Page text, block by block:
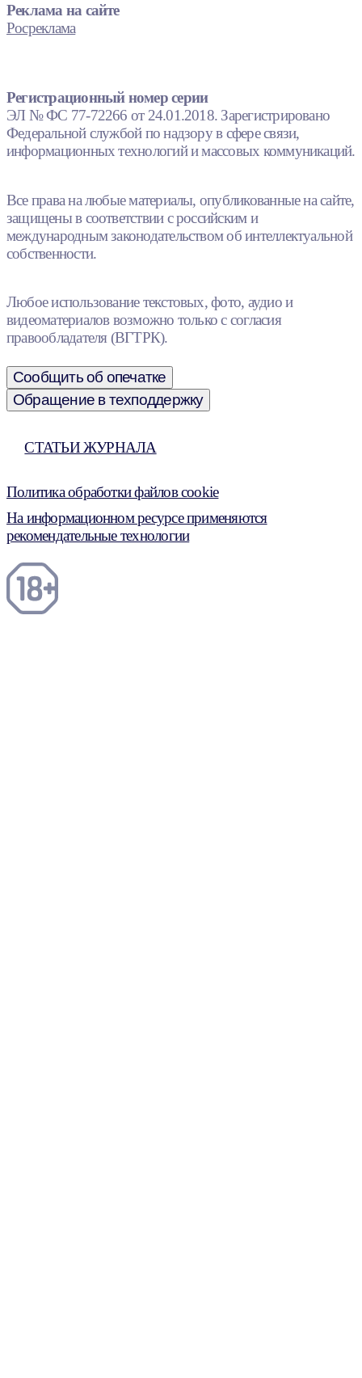
Реклама на сайте
Росреклама
Регистрационный номер серии
ЭЛ № ФС 77-72266 от 24.01.2018. Зарегистрировано
Федеральной службой по надзору в сфере связи,
информационных технологий и массовых коммуникаций.
Все права на любые материалы, опубликованные на сайте,
защищены в соответствии с российским и
международным законодательством об интеллектуальной
собственности.
Любое использование текстовых, фото, аудио и
видеоматериалов возможно только с согласия
правообладателя (ВГТРК).
Сообщить об опечатке
Обращение в техподдержку
СТАТЬИ ЖУРНАЛА
Политика обработки файлов cookie
На информационном ресурсе применяются
рекомендательные технологии